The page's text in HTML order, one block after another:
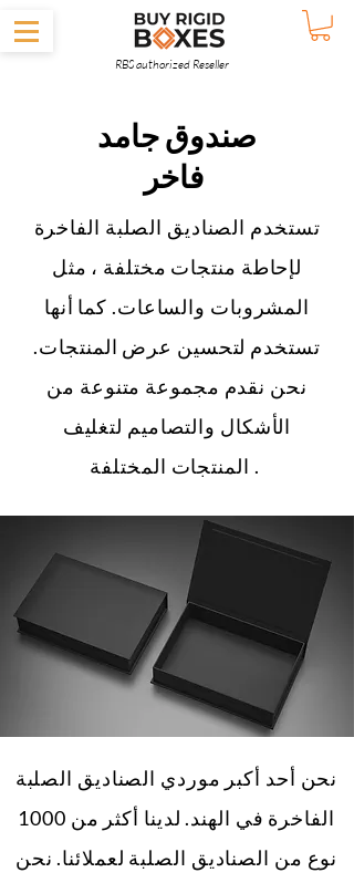
RBS authorized Reseller
صندوق جامد
تستخدم الصناديق الصلبة الفاخرة
لإحاطة منتجات مختلفة ، مثل
المشروبات والساعات. كما أنها
تستخدم لتحسين عرض المنتجات.
نحن نقدم مجموعة متنوعة من
الأشكال والتصاميم لتغليف
المنتجات المختلفة .
نحن أحد أكبر موردي الصناديق الصلبة
الفاخرة في الهند. لدينا أكثر من 1000
نوع من الصناديق الصلبة لعملائنا. نحن